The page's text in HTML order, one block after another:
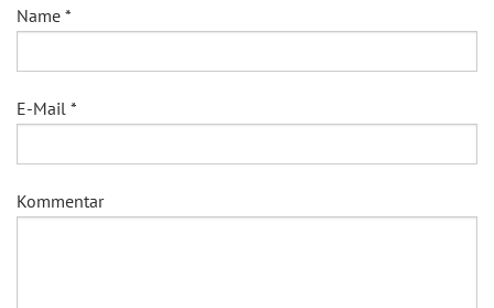
Name *
E-Mail *
Kommentar